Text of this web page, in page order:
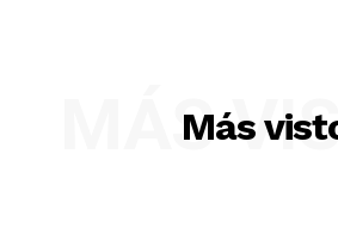
Más
MÁS